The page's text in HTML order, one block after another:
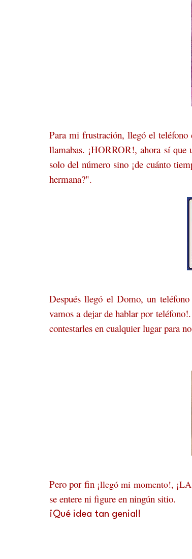
Para mi frustración, llegó el
llamabas. ¡HORROR!, ahora sí que
solo del número sino ¡de cuánto
hermana?".
Después llegó el Domo, un teléfono
vamos a dejar de hablar por
contestarles en cualquier lugar para
Pero por fin ¡llegó mi momento!,
se entere ni figure en ningún sitio.
¡Qué idea tan genial!